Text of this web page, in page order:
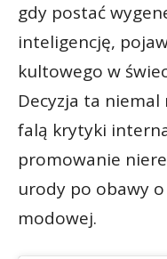
gdy postać
inteligencję,
kultowego w
Decyzja ta niemal
falą krytyki
promowanie
urody po obawy o
modowej.